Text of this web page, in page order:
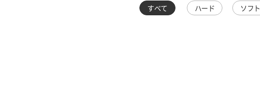
すべて ハード ソフト